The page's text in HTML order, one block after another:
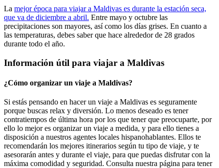
La mejor época para viajar a Maldivas es durante la estación seca,
que va de diciembre a abril. Entre mayo y octubre las
precipitaciones son mayores, así como los días grises. En cuanto a
las temperaturas, debes saber que hace alrededor de 28 grados
durante todo el año.
Información útil para viajar a Maldivas
¿Cómo organizar un viaje a Maldivas?
Si estás pensando en hacer un viaje a Maldivas es seguramente
porque buscas relax y diversión. Lo menos deseado es tener
contratiempos de última hora por los que tener que preocuparte, por
ello lo mejor es organizar un viaje a medida, y para ello tienes a
disposición a nuestros agentes locales hispanohablantes. Ellos te
recomendarán los mejores itinerarios según tu tipo de viaje, y te
asesorarán antes y durante el viaje, para que puedas disfrutar con la
máxima comodidad y seguridad. Consulta nuestra página para tener